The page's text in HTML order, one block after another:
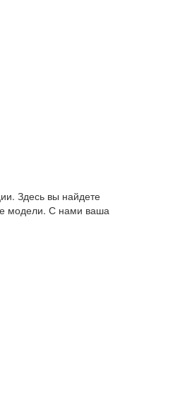
Здесь вы найдете
модели. С нами ваша